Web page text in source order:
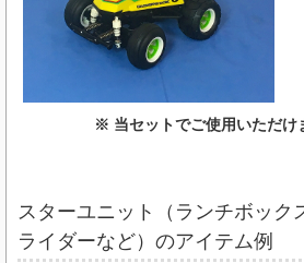
※ 当セットでご使用いただけま
スターユニット（ランチボック
ライダーなど）のアイテム例